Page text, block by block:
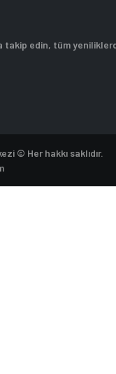
takip edin, tüm
© Her hakkı saklıdır.